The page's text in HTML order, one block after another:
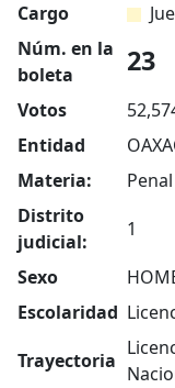
Cargo
Núm. en la
boleta
23
Votos
Entidad
Materia:
Penal
Distrito
judicial:
1
Sexo
Escolaridad
Trayectoria